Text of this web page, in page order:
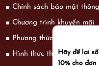
Chính sách bảo mật
Chương trình khuyến mãi
Phương thức vận chuyển
Hình thức thanh toán
Hãy để lại
10% cho